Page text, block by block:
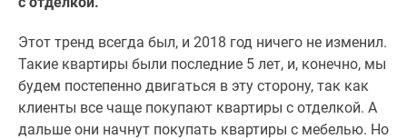
Этот тренд всегда был, и 2018 год ничего не изменил.
Такие квартиры были последние 5 лет, и, конечно, мы
будем постепенно двигаться в эту сторону, так как
клиенты все чаще покупают квартиры с отделкой. А
дальше они начнут покупать квартиры с мебелью. Но